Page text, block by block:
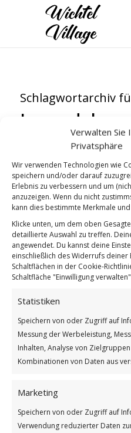
Verwalten Sie
Privatsphäre
Wir verwenden Technologien wie
speichern und/oder darauf
Erlebnis zu verbessern und um
anzuzeigen. Wenn du nicht
kann dies bestimmte Merkmale
Klicke unten, um dem oben
detaillierte Auswahl zu treffen.
angewendet. Du kannst deine
einschließlich des Widerrufs deiner
Schaltflächen in der Cookie-
Schaltfläche "Einwilligung
Statistiken
Speichern von oder Zugriff auf
Messung der Werbeleistung,
Inhalten, Analyse von
Kombinationen von Daten aus
Marketing
Speichern von oder Zugriff auf
Verwendung reduzierter Daten
Schlagwortarchiv
Lavendel
WICHTEL-GARTEN ,WICHTEL-NEWS
Lavendel
Weiterlesen